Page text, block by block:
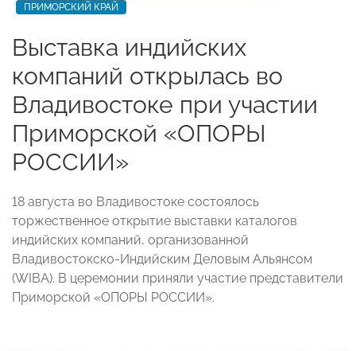
ПРИМОРСКИЙ КРАЙ
Выставка индийских
компаний открылась во
Владивостоке при участии
Приморской «ОПОРЫ
РОССИИ»
18 августа во Владивостоке состоялось
торжественное открытие выставки каталогов
индийских компаний, организованной
Владивостокско-Индийским Деловым Альянсом
(WIBA). В церемонии приняли участие представители
Приморской «ОПОРЫ РОССИИ».